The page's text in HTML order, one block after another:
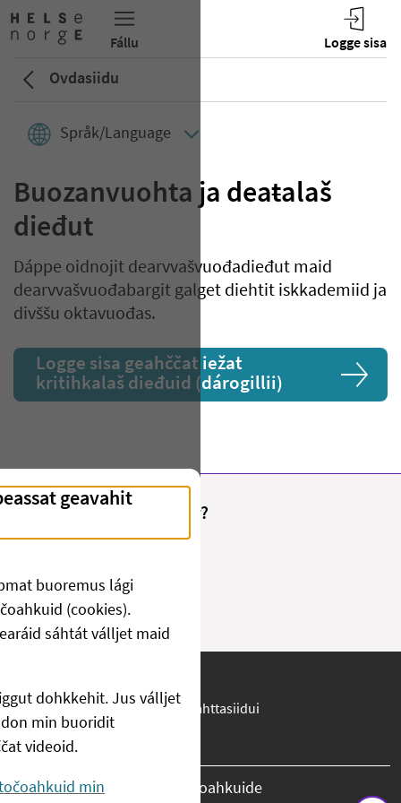
Ovdasiidu
Språk/Language
Buozanvuohta ja deaŧalaš
dieđut
Dáppe oidnojit dearvvašvuođadieđut maid
dearvvašvuođabargit galget diehtit iskkademiid ja
divššu oktavuođas.
Logge sisa geahččat iežat
kritihkalaš dieđuid (dárogillii)
Fant du det du lette etter?